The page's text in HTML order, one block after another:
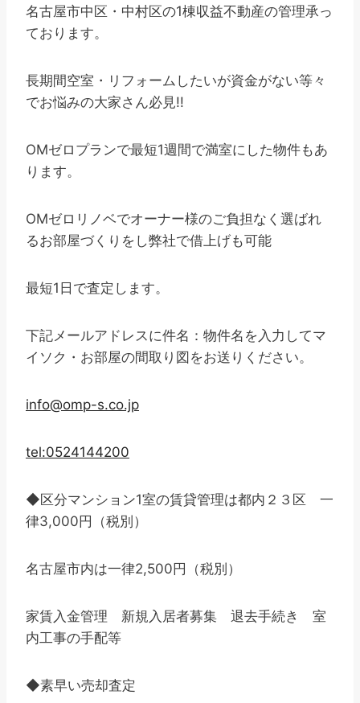
名古屋市中区・中村区の1棟収益不動産の管理承っ
ております。
長期間空室・リフォームしたいが資金がない等々
でお悩みの大家さん必見!!
OMゼロプランで最短1週間で満室にした物件もあ
ります。
OMゼロリノベでオーナー様のご負担なく選ばれ
るお部屋づくりをし弊社で借上げも可能
最短1日で査定します。
下記メールアドレスに件名：物件名を入力してマ
イソク・お部屋の間取り図をお送りください。
info@omp-s.co.jp
tel:0524144200
◆区分マンション1室の賃貸管理は都内２３区 一
律3,000円（税別）
名古屋市内は一律2,500円（税別）
家賃入金管理 新規入居者募集 退去手続き 室
内工事の手配等
◆素早い売却査定